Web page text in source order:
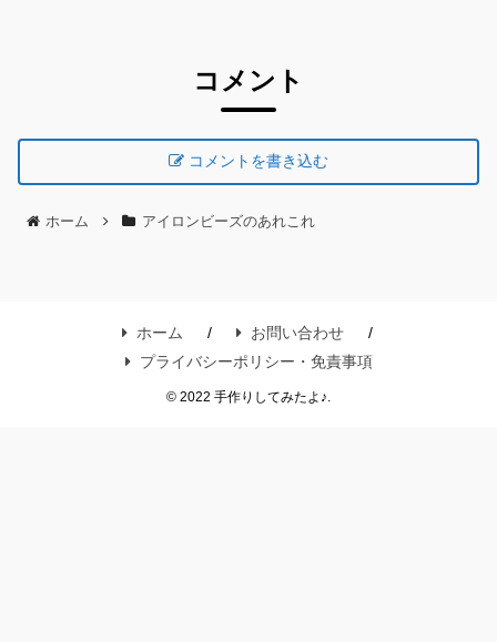
コメント
コメントを書き込む
ホーム アイロンビーズのあれこれ
ホーム
お問い合わせ
プライバシーポリシー・免責事項
© 2022 手作りしてみたよ♪.